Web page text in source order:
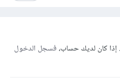
إذا كان لديك حساب،فسجل الدخول